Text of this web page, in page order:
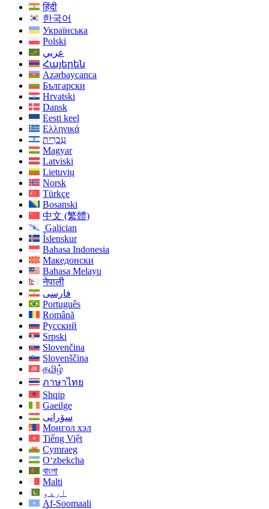
हिंदी
한국어
Українська
Polski
عربي
Հայերեն
Azərbaycanca
Български
Hrvatski
Dansk
Eesti keel
Ελληνικά
עִברִית
Magyar
Latviski
Lietuvių
Norsk
Türkçe
Bosanski
中文 (繁體)
Galician
Íslenskur
Bahasa Indonesia
Македонски
Bahasa Melayu
नेपाली
فارسی
Português
Română
Русский
Srpski
Slovenčina
Slovenščina
தமிழ்
ภาษาไทย
Shqip
Gaeilge
سۆرانی
Монгол хэл
Tiếng Việt
Cymraeg
O‘zbekcha
বাংলা
Malti
اردو
Af-Soomaali